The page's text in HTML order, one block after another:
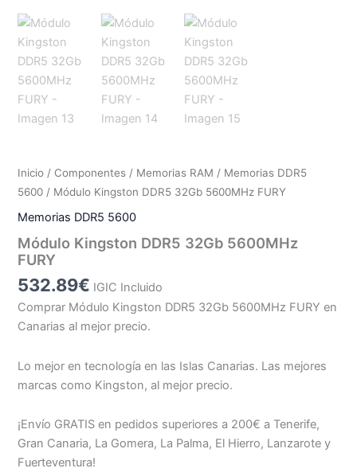
Inicio / Componentes / Memorias RAM / Memorias DDR5
5600 / Módulo Kingston DDR5 32Gb 5600MHz FURY
Memorias DDR5 5600
Módulo Kingston DDR5 32Gb 5600MHz
FURY
532.89€ IGIC Incluido
Comprar Módulo Kingston DDR5 32Gb 5600MHz FURY en
Canarias al mejor precio.
Lo mejor en tecnología en las Islas Canarias. Las mejores
marcas como Kingston, al mejor precio.
¡Envío GRATIS en pedidos superiores a 200€ a Tenerife,
Gran Canaria, La Gomera, La Palma, El Hierro, Lanzarote y
Fuerteventura!